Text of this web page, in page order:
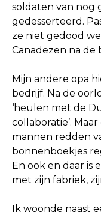
soldaten van nog
gedesserteerd.
ze niet gedood
Canadezen na de
Mijn andere opa
bedrijf. Na de
‘heulen met de
collaboratie’.
mannen redden
bonnenboekjes
En ook en daar is
met zijn fabriek,
Ik woonde naast